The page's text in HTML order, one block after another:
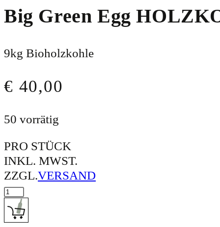
Big Green Egg
9kg Bioholzkohle
€ 40,00
50 vorrätig
PRO STÜCK
INKL. MWST.
ZZGL.VERSAND
Big Green Egg HOLZKOHLE Menge